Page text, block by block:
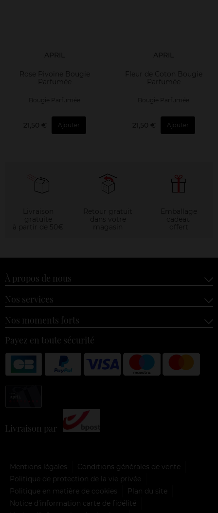
APRIL
Rose Pivoine Bougie
Parfumée
Bougie Parfumée
21,50 € Ajouter
APRIL
Fleur de Coton Bougie
Parfumée
Bougie Parfumée
21,50 € Ajouter
À propos de nous
Nos services
Nos moments forts
Payez en toute sécurité
Livraison par
Mentions légales
Conditions générales de vente
Politique de protection de la vie privée
Politique en matière de cookies
Plan du site
Notice d'information carte de fidélité